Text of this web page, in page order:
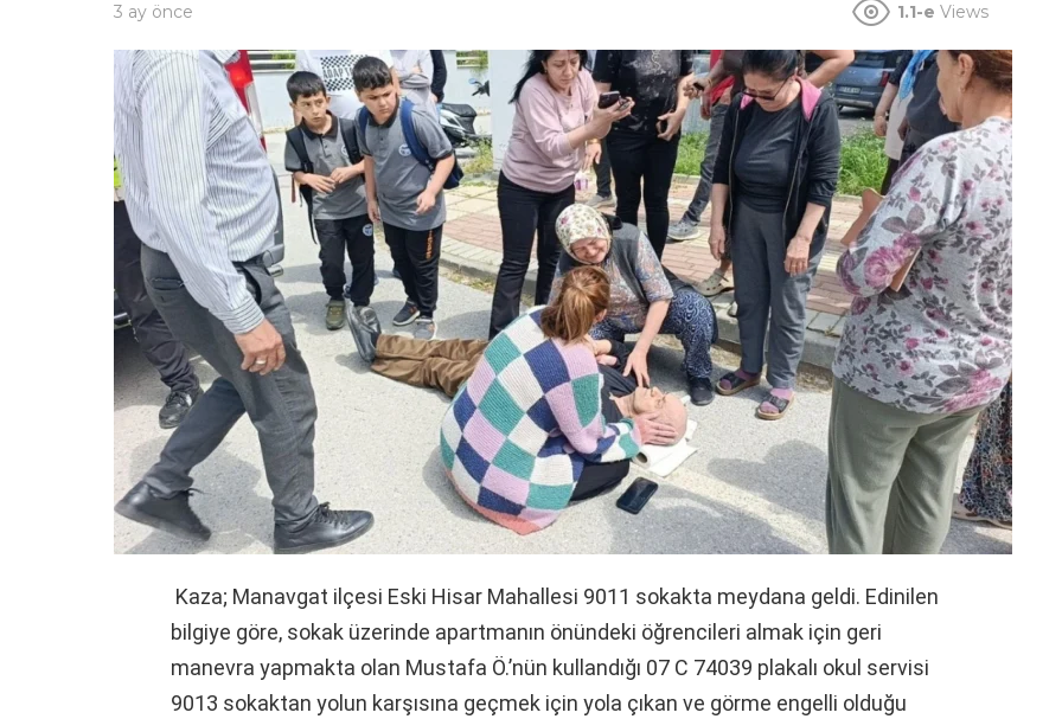
3 ay önce 1.1-e Views
Kaza; Manavgat ilçesi Eski Hisar Mahallesi 9011 sokakta meydana geldi. Edinilen
bilgiye göre, sokak üzerinde apartmanın önündeki öğrencileri almak için geri
manevra yapmakta olan Mustafa Ö.’nün kullandığı 07 C 74039 plakalı okul servisi
9013 sokaktan yolun karşısına geçmek için yola çıkan ve görme engelli olduğu